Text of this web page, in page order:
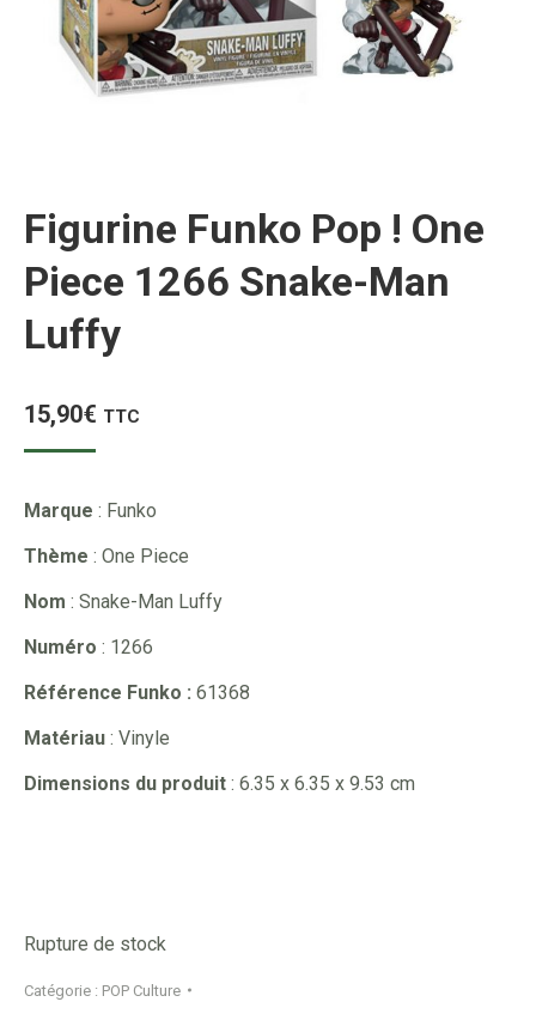
Figurine Funko Pop ! One
Piece 1266 Snake-Man
Luffy
15,90€ TTC
Marque : Funko
Thème : One Piece
Nom : Snake-Man Luffy
Numéro : 1266
Référence Funko : 61368
Matériau : Vinyle
Dimensions du produit : 6.35 x 6.35 x 9.53 cm
Rupture de stock
Catégorie : POP Culture